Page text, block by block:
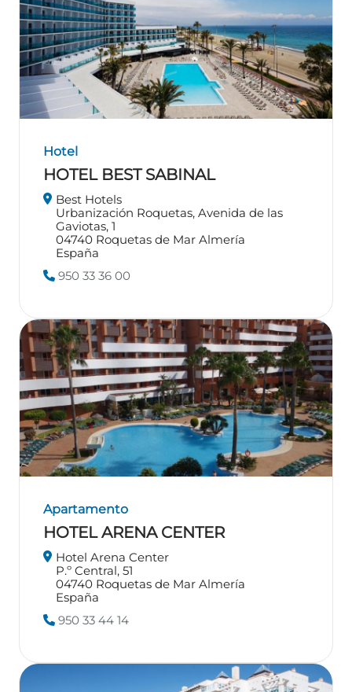
Hotel
HOTEL BEST SABINAL
Best Hotels
Urbanización Roquetas, Avenida de las
Gaviotas, 1
04740 Roquetas de Mar Almería
España
950 33 36 00
Apartamento
HOTEL ARENA CENTER
Hotel Arena Center
P.º Central, 51
04740 Roquetas de Mar Almería
España
950 33 44 14